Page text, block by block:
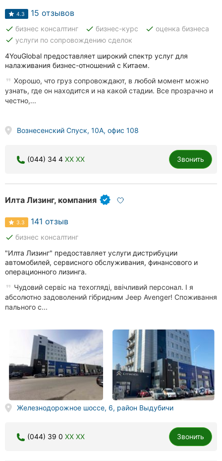
4.3 15 отзывов
done бизнес консалтинг done бизнес-курс done оценка бизнеса
done услуги по сопровождению сделок
4YouGlobal предоставляет широкий спектр услуг для
налаживания бизнес-отношений с Китаем.
Хорошо, что груз сопровождают, в любой момент можно
узнать, где он находится и на какой стадии. Все прозрачно и
честно,...
Вознесенский Спуск, 10А, офис 108
(044) 34 4 XX XX Звонить
Илта Лизинг, компания
3.3 141 отзыв
done бизнес консалтинг
"Илта Лизинг" предоставляет услуги дистрибуции
автомобилей, сервисного обслуживания, финансового и
операционного лизинга.
Чудовий сервіс на техогляді, ввічливий персонал. І я
абсолютно задоволений гібридним Jeep Avenger! Споживання
пального с...
Железнодорожное шоссе, 6, район Выдубичи
(044) 39 0 XX XX Звонить